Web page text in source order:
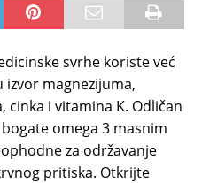
svrhe koriste već
izvor magnezijuma,
cinka i vitamina K. Odličan
omega 3 masnim
za održavanje
pritiska. Otkrijte